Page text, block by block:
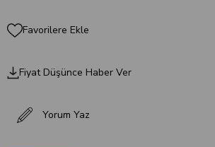
Favorilere Ekle
Fiyat Düşünce Haber Ver
Yorum Yaz